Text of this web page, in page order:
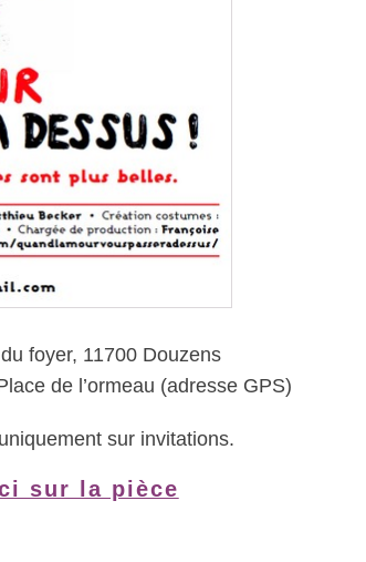
foyer, 11700 Douzens
de l’ormeau (adresse GPS)
sur invitations.
sur la pièce